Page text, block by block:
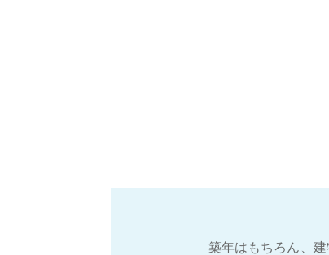
築年はもちろん、